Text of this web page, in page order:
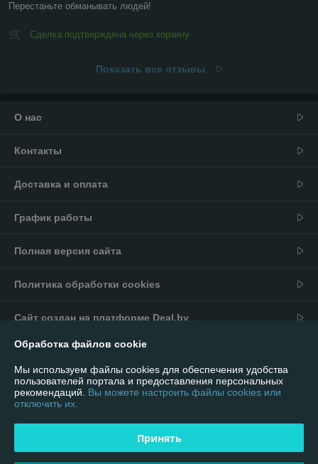
Перестаньте обманывать людей!
Сделка подтверждена через корзину
Показать все отзывы
О нас
Контакты
Доставка и оплата
График работы
Полная версия сайта
Политика обработки cookies
Сайт создан на платформе Deal.by
Юридическое лицо:ИП Андриевский Павел Николаевич
г. Минск, ул. Мельникайте 16/92
Обработка файлов cookie
Мы используем файлы cookies для обеспечения удобства
пользователей портала и предоставления персональных
рекомендаций. Вы можете настроить файлы cookies или
отключить их.
Принять